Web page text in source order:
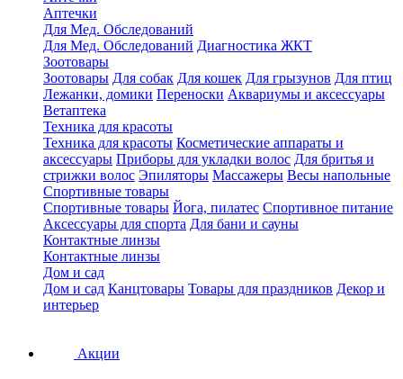
Аптечки
Для Мед. Обследований
Для Мед. Обследований Диагностика ЖКТ
Зоотовары
Зоотовары Для собак Для кошек Для грызунов Для птиц
Лежанки, домики Переноски Аквариумы и аксессуары
Ветаптека
Техника для красоты
Техника для красоты Косметические аппараты и
аксессуары Приборы для укладки волос Для бритья и
стрижки волос Эпиляторы Массажеры Весы напольные
Спортивные товары
Спортивные товары Йога, пилатес Спортивное питание
Аксессуары для спорта Для бани и сауны
Контактные линзы
Контактные линзы
Дом и сад
Дом и сад Канцтовары Товары для праздников Декор и
интерьер
Акции